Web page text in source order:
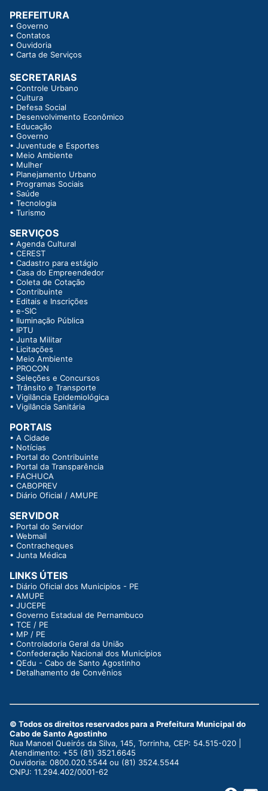
PREFEITURA
• Governo
• Contatos
• Ouvidoria
• Carta de Serviços
SECRETARIAS
• Controle Urbano
• Cultura
• Defesa Social
• Desenvolvimento Econômico
• Educação
• Governo
• Juventude e Esportes
• Meio Ambiente
• Mulher
• Planejamento Urbano
• Programas Sociais
• Saúde
• Tecnologia
• Turismo
SERVIÇOS
• Agenda Cultural
• CEREST
• Cadastro para estágio
• Casa do Empreendedor
• Coleta de Cotação
• Contribuinte
• Editais e Inscrições
• e-SIC
• Iluminação Pública
• IPTU
• Junta Militar
• Licitações
• Meio Ambiente
• PROCON
• Seleções e Concursos
• Trânsito e Transporte
• Vigilância Epidemiológica
• Vigilância Sanitária
PORTAIS
• A Cidade
• Notícias
• Portal do Contribuinte
• Portal da Transparência
• FACHUCA
• CABOPREV
• Diário Oficial / AMUPE
SERVIDOR
• Portal do Servidor
• Webmail
• Contracheques
• Junta Médica
LINKS ÚTEIS
• Diário Oficial dos Municipios - PE
• AMUPE
• JUCEPE
• Governo Estadual de Pernambuco
• TCE / PE
• MP / PE
• Controladoria Geral da União
• Confederação Nacional dos Municípios
• QEdu - Cabo de Santo Agostinho
• Detalhamento de Convênios
© Todos os direitos reservados para a Prefeitura Municipal do
Cabo de Santo Agostinho
Rua Manoel Queirós da Silva, 145, Torrinha, CEP: 54.515-020 |
Atendimento: +55 (81) 3521.6645
Ouvidoria: 0800.020.5544 ou (81) 3524.5544
CNPJ: 11.294.402/0001-62